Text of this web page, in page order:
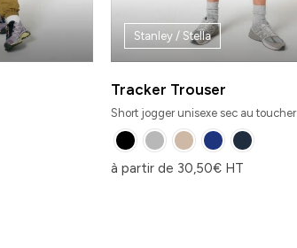
Stanley / Stella
Tracker Trouser
Short jogger unisexe sec au toucher
à partir de 30,50€ HT